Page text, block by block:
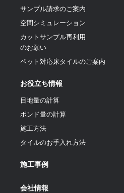
サンプル請求のご案内
空間シミュレーション
カットサンプル再利用
のお願い
ペット対応床タイルのご案内
お役立ち情報
目地量の計算
ポンド量の計算
施工方法
タイルのお手入れ方法
施工事例
会社情報